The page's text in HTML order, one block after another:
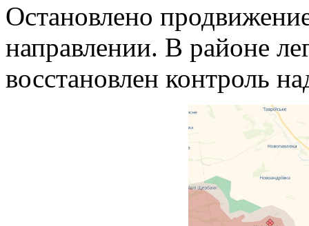
Остановлено
направлении. В районе
восстановлен контроль